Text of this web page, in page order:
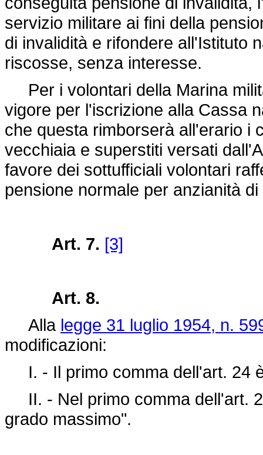
servizio militare ai fini della
di invalidità e rifondere all'Istituto
riscosse, senza interesse.
Per i volontari della Marina
vigore per l'iscrizione alla Cassa
che questa rimborserà all'erario i
vecchiaia e superstiti versati
favore dei sottufficiali volontari
pensione normale per anzianità
Art. 7. [3]
Art. 8.
Alla legge 31 luglio 1954, n.
modificazioni:
I. - Il primo comma dell'art. 24
II. - Nel primo comma dell'art.
grado massimo".